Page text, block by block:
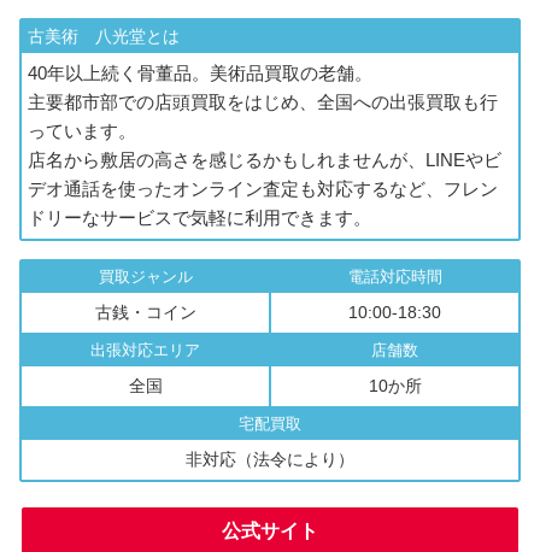
古美術 八光堂とは
40年以上続く骨董品。美術品買取の老舗。
主要都市部での店頭買取をはじめ、全国への出張買取も行
っています。
店名から敷居の高さを感じるかもしれませんが、LINEやビ
デオ通話を使ったオンライン査定も対応するなど、フレン
ドリーなサービスで気軽に利用できます。
買取ジャンル
古銭・コイン
電話対応時間
10:00-18:30
出張対応エリア
全国
店舗数
10か所
宅配買取
非対応（法令により）
公式サイト